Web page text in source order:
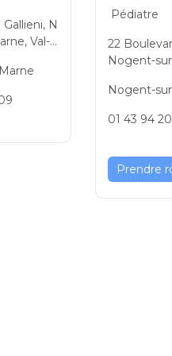
N
Val-d
Pédiatre
22
Nogent-
ce, France,
Nogent-
01 43 94
Prendre